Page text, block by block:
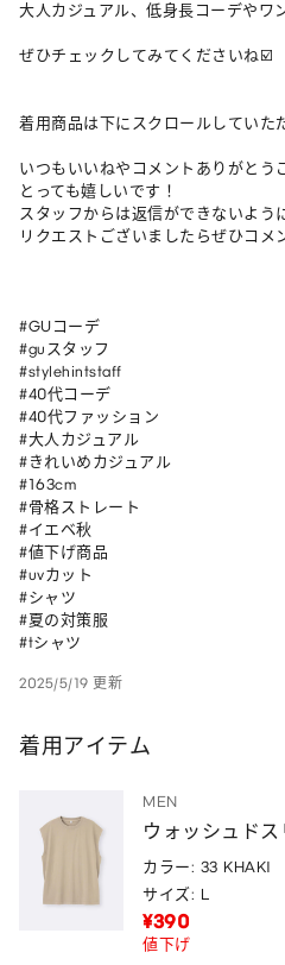
大人カジュアル、低身長コーデやワ
ぜひチェックしてみてくださいね☑️
着用商品は下にスクロールしていた
いつもいいねやコメントありがとう
とっても嬉しいです！
スタッフからは返信ができないよう
リクエストございましたらぜひコメ
#GUコーデ
#guスタッフ
#stylehintstaff
#40代コーデ
#40代ファッション
#大人カジュアル
#きれいめカジュアル
#163cm
#骨格ストレート
#イエベ秋
#値下げ商品
#uvカット
#シャツ
#夏の対策服
#tシャツ
2025/5/19 更新
着用アイテム
MEN
ウォッシュド
カラー: 33 KHAKI
サイズ: L
¥390
値下げ